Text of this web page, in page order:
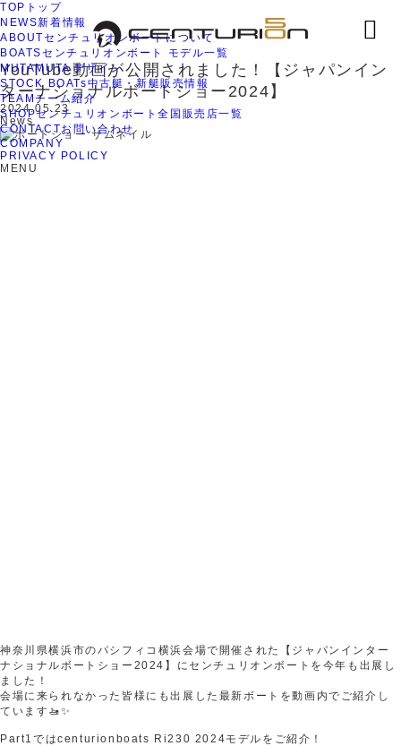
TOP トップ
NEWS新着情報
ABOUTセンチュリオンボートについて
BOATSセンチュリオンボート モデル一覧
MUTAMUTA デザイン
STOCK BOATs中古艇・新艇販売情報
TEAMチーム紹介
SHOPセンチュリオンボート全国販売店一覧
CONTACTお問い合わせ
COMPANY
PRIVACY POLICY
MENU
TOP 新着情報 YouTube動画が公開されました！【ジ
NEWS新着情報
YouTube動画が公開されました！【ジャパンイン
ターナショナルボートショー2024】
2024.05.23
News
神奈川県横浜市のパシフィコ横浜会場で開催された【ジャパンインター
ナショナルボートショー2024】にセンチュリオンボートを今年も出展し
ました！
会場に来られなかった皆様にも出展した最新ボートを動画内でご紹介し
ています🚤✨
Part1ではcenturionboats Ri230 2024モデルをご紹介！